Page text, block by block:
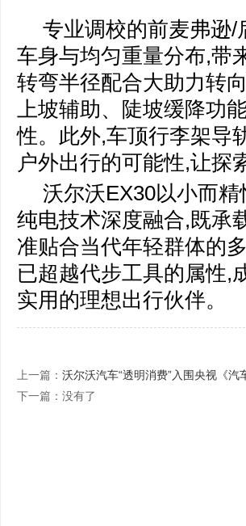
专业调校的前麦弗逊
车身与均匀重量分布,带
转弯半径配合大助力转
上坡辅助、陡坡缓降功
性。此外,车顶行李架导
户外出行的可能性,让探
沃尔沃EX30以小而
纯电技术深度融合,既承
准贴合当代年轻群体的
已超越代步工具的属性,
实用的理想出行伙伴。
上一篇： 沃尔沃汽车“透明消费”入围央视《汽
下一篇：没有了